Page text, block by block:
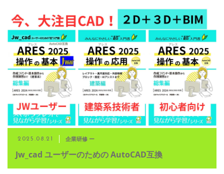
2025.08.21 企業研修 ー
Jw_cad ユーザーのための AutoCAD互換